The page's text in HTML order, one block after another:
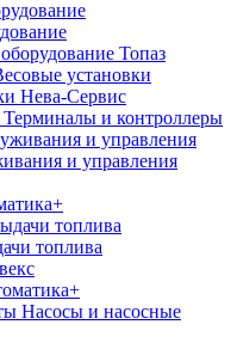
Топаз
установки
Нева-Сервис
Терминалы и контроллеры
и управления
топлива
Насосы и насосные